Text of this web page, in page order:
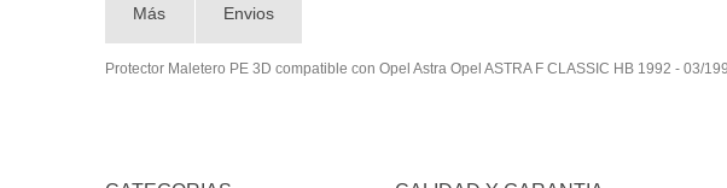
Más Envios
Protector Maletero PE 3D compatible con Opel Astra Opel ASTRA F CLASSIC HB 1992 - 03/